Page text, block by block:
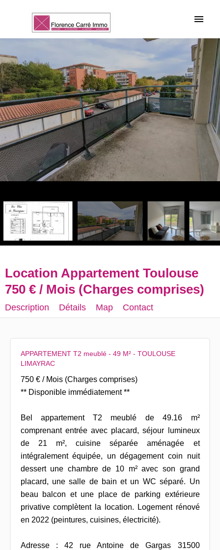
Location Appartement Toulouse
750 € / Mois (Charges comprises)
Description Détails Map Contact
APPARTEMENT T2 meublé - 49 M² - TOULOUSE
LIMAYRAC
750 € / Mois (Charges comprises)
** Disponible immédiatement **
Bel appartement T2 meublé de 49.16 m²
comprenant entrée avec placard, séjour lumineux
de 21 m², cuisine séparée aménagée et
intégralement équipée, un dégagement coin nuit
dessert une chambre de 10 m² avec son grand
placard, une salle de bain et un WC séparé. Un
beau balcon et une place de parking extérieure
privative complètent la location. Logement rénové
en 2022 (peintures, cuisines, électricité).
Adresse : 42 rue Antoine de Gargas 31500